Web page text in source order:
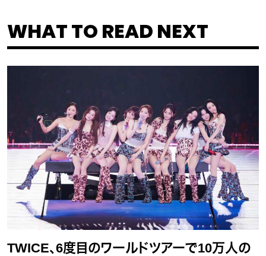
WHAT TO READ NEXT
TWICE、6度目のワールドツアーで10万人の